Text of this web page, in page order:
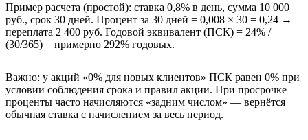
Пример расчета (простой): ставка 0,8% в день, сумма 10 000
руб., срок 30 дней. Процент за 30 дней = 0,008 × 30 = 0,24 →
переплата 2 400 руб. Годовой эквивалент (ПСК) = 24% /
(30/365) = примерно 292% годовых.
Важно: у акций «0% для новых клиентов» ПСК равен 0% при
условии соблюдения срока и правил акции. При просрочке
проценты часто начисляются «задним числом» — вернётся
обычная ставка с начислением за весь период.